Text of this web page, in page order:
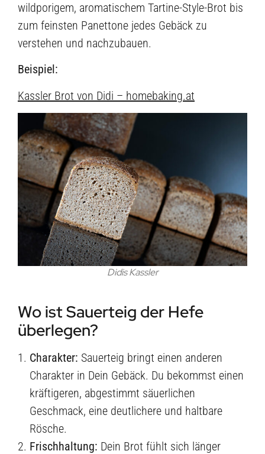
wildporigem, aromatischem Tartine-Style-Brot bis
zum feinsten Panettone jedes Gebäck zu
verstehen und nachzubauen.
Beispiel:
Kassler Brot von Didi – homebaking.at
Didis Kassler
Wo ist Sauerteig der Hefe
überlegen?
Charakter: Sauerteig bringt einen anderen
Charakter in Dein Gebäck. Du bekommst einen
kräftigeren, abgestimmt säuerlichen
Geschmack, eine deutlichere und haltbare
Rösche.
Frischhaltung: Dein Brot fühlt sich länger